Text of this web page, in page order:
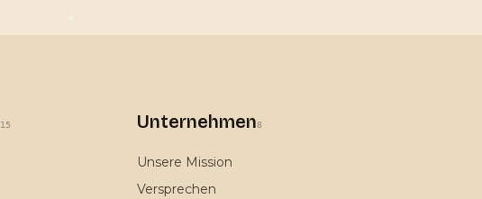
15 Unternehmen8
Unsere Mission
Versprechen